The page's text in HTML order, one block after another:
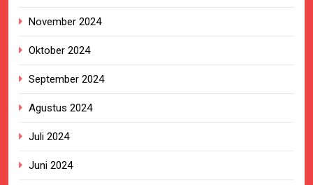
November 2024
Oktober 2024
September 2024
Agustus 2024
Juli 2024
Juni 2024